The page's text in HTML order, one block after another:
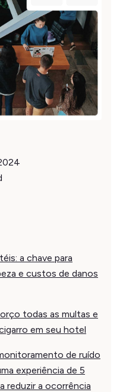
a chave para
e custos de danos
todas as multas e
em seu hotel
de ruído
experiência de 5
reduzir a ocorrência